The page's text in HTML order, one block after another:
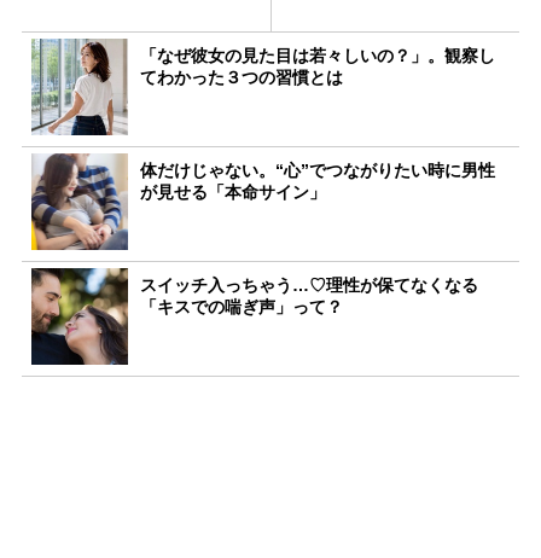
「なぜ彼女の見た目は若々しいの？」。観察し
てわかった３つの習慣とは
体だけじゃない。“心”でつながりたい時に男性
が見せる「本命サイン」
スイッチ入っちゃう…♡理性が保てなくなる
「キスでの喘ぎ声」って？